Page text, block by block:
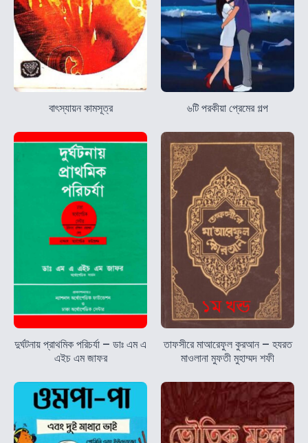
বাৎস্যায়ন কামসূত্র ৬টি পরকীয়া প্রেমের গল্প
দুর্ঘটনায় প্রাথমিক পরিচর্যা – ডাঃ এম এ
এইচ এম জাফর
তাফসীরে মাআরেফুল কুরআন – হযরত
মাওলানা মুফতী মুহাম্মদ শফী